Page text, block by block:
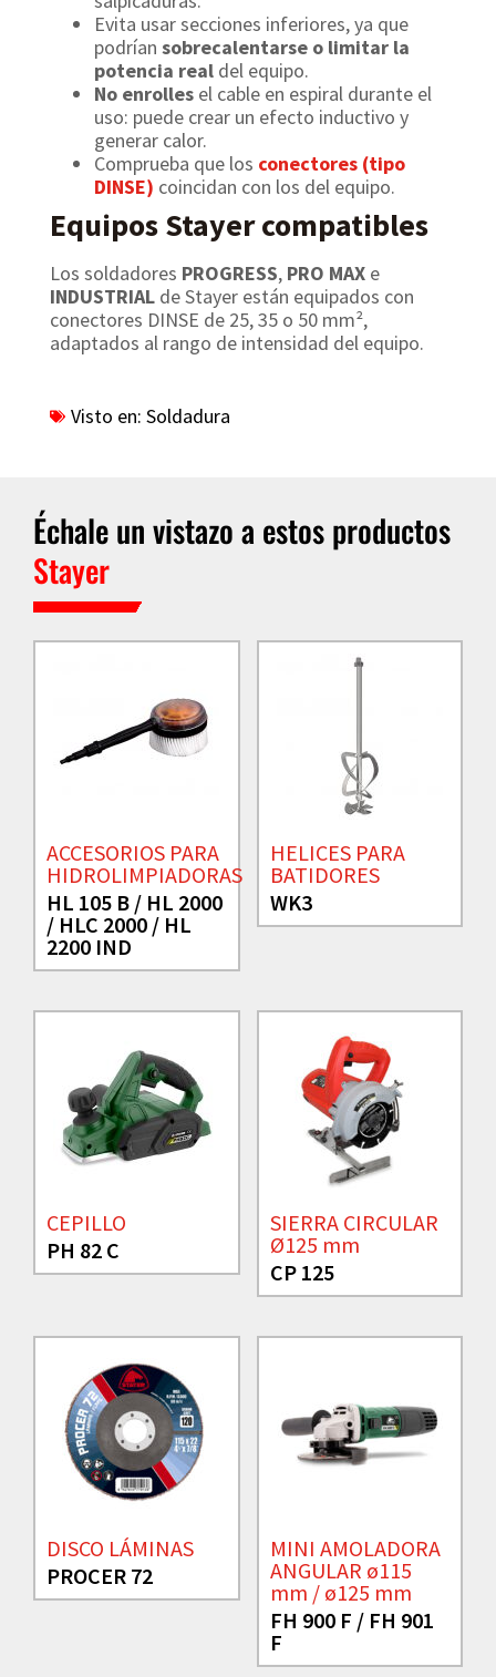
Evita usar secciones inferiores, ya que
podrían sobrecalentarse o limitar la
potencia real del equipo.
No enrolles el cable en espiral durante el
uso: puede crear un efecto inductivo y
generar calor.
Comprueba que los conectores (tipo
DINSE) coincidan con los del equipo.
Equipos Stayer compatibles
Los soldadores PROGRESS, PRO MAX e
INDUSTRIAL de Stayer están equipados con
conectores DINSE de 25, 35 o 50 mm²,
adaptados al rango de intensidad del equipo.
Visto en: Soldadura
Échale un vistazo a estos productos
Stayer
ACCESORIOS PARA
HIDROLIMPIADORAS
HL 105 B / HL 2000
/ HLC 2000 / HL
2200 IND
HELICES PARA
BATIDORES
WK3
CEPILLO
PH 82 C
SIERRA CIRCULAR
Ø125 mm
CP 125
DISCO LÁMINAS
PROCER 72
MINI AMOLADORA
ANGULAR ø115
mm / ø125 mm
FH 900 F / FH 901
F